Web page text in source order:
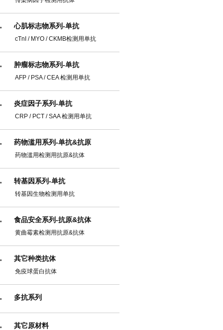
心肌标志物系列-单抗
cTnI / MYO / CKMB检测用单抗
肿瘤标志物系列-单抗
AFP / PSA / CEA 检测用单抗
炎症因子系列-单抗
CRP / PCT / SAA 检测用单抗
药物滥用系列-单抗&抗原
药物滥用检测用抗原&抗体
转基因系列-单抗
转基因生物检测用单抗
食品安全系列-抗原&抗体
黄曲霉素检测用抗原&抗体
其它种类抗体
免疫球蛋白抗体
多抗系列
其它原材料